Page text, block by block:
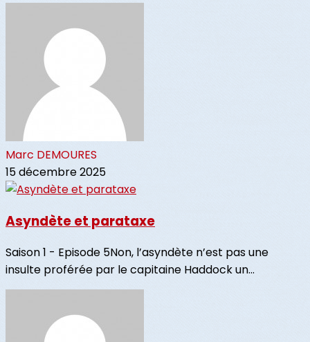
Marc DEMOURES
15 décembre 2025
Asyndète et parataxe
Saison 1 - Episode 5Non, l’asyndète n’est pas une
insulte proférée par le capitaine Haddock un...